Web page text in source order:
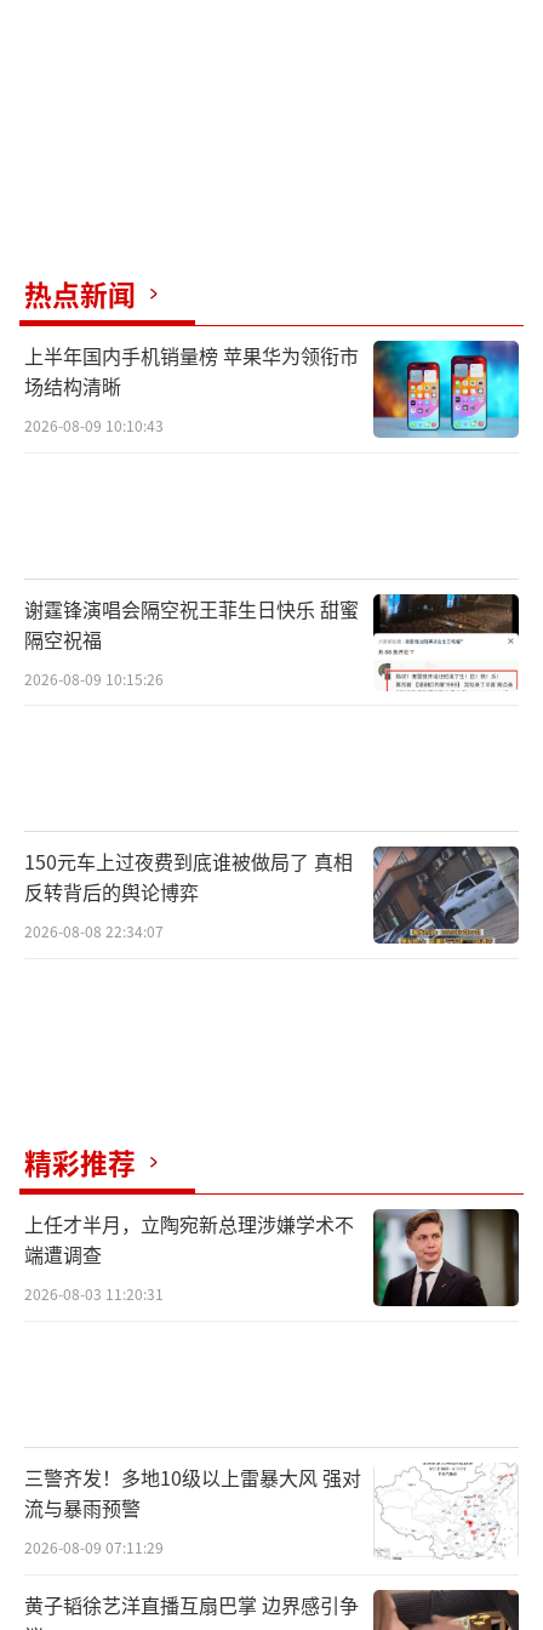
热点新闻
上半年国内手机销量榜 苹果华为领衔市
场结构清晰
2026-08-09 10:10:43
谢霆锋演唱会隔空祝王菲生日快乐 甜蜜
隔空祝福
2026-08-09 10:15:26
150元车上过夜费到底谁被做局了 真相
反转背后的舆论博弈
2026-08-08 22:34:07
精彩推荐
上任才半月，立陶宛新总理涉嫌学术不
端遭调查
2026-08-03 11:20:31
三警齐发！多地10级以上雷暴大风 强对
流与暴雨预警
2026-08-09 07:11:29
黄子韬徐艺洋直播互扇巴掌 边界感引争